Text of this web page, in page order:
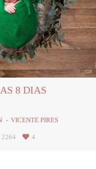
8 DIAS
VICENTE PIRES
2264 4